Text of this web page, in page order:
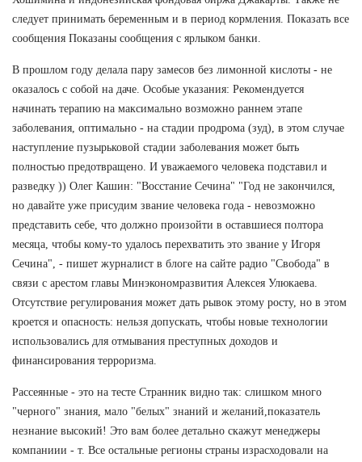
следует принимать беременным и в период кормления. Показать все
сообщения Показаны сообщения с ярлыком банки.
В прошлом году делала пару замесов без лимонной кислоты - не
оказалось с собой на даче. Особые указания: Рекомендуется
начинать терапию на максимально возможно раннем этапе
заболевания, оптимально - на стадии продрома (зуд), в этом случае
наступление пузырьковой стадии заболевания может быть
полностью предотвращено. И уважаемого человека подставил и
разведку )) Олег Кашин: "Восстание Сечина" "Год не закончился,
но давайте уже присудим звание человека года - невозможно
представить себе, что должно произойти в оставшиеся полтора
месяца, чтобы кому-то удалось перехватить это звание у Игоря
Сечина", - пишет журналист в блоге на сайте радио "Свобода" в
связи с арестом главы Минэкономразвития Алексея Улюкаева.
Отсутствие регулирования может дать рывок этому росту, но в этом
кроется и опасность: нельзя допускать, чтобы новые технологии
использовались для отмывания преступных доходов и
финансирования терроризма.
Рассеянные - это на тесте Странник видно так: слишком много
"черного" знания, мало "белых" знаний и желаний,показатель
незнание высокий! Это вам более детально скажут менеджеры
компаниии - т. Все остальные регионы страны израсходовали на